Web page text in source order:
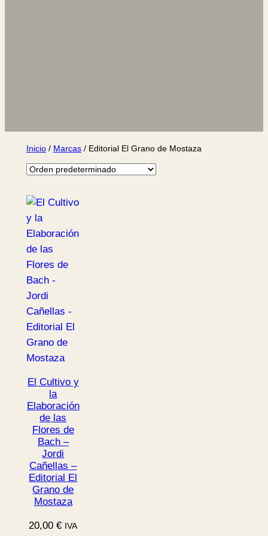
Inicio/ Marcas/ Editorial El Grano de Mostaza
El Cultivo y
la
Elaboración
de las
Flores de
Bach –
Jordi
Cañellas –
Editorial El
Grano de
Mostaza
20,00€ IVA